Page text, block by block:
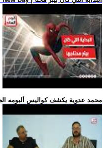
.. محمد عدوية يكشف كواليس ألبومه